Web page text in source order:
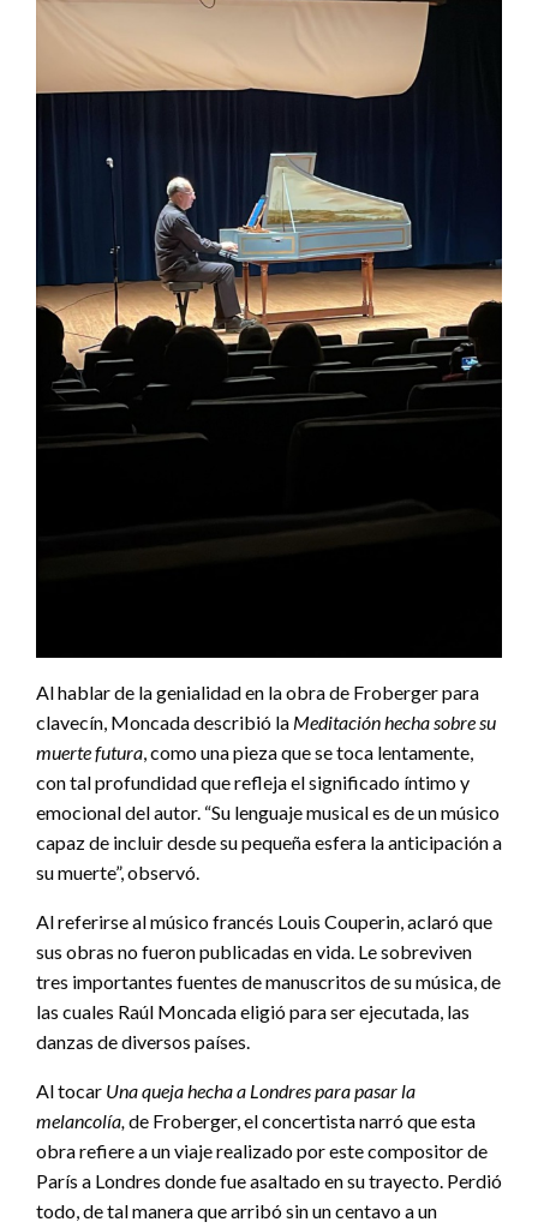
Al hablar de la genialidad en la obra de Froberger para
clavecín, Moncada describió la Meditación hecha sobre su
muerte futura, como una pieza que se toca lentamente,
con tal profundidad que refleja el significado íntimo y
emocional del autor. “Su lenguaje musical es de un músico
capaz de incluir desde su pequeña esfera la anticipación a
su muerte”, observó.
Al referirse al músico francés Louis Couperin, aclaró que
sus obras no fueron publicadas en vida. Le sobreviven
tres importantes fuentes de manuscritos de su música, de
las cuales Raúl Moncada eligió para ser ejecutada, las
danzas de diversos países.
Al tocar Una queja hecha a Londres para pasar la
melancolía,de Froberger, el concertista narró que esta
obra refiere a un viaje realizado por este compositor de
París a Londres donde fue asaltado en su trayecto. Perdió
todo, de tal manera que arribó sin un centavo a un